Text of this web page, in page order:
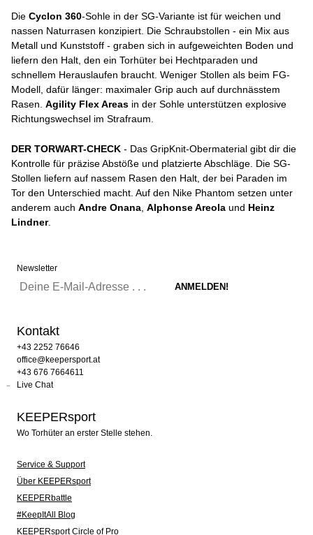
Die Cyclon 360-Sohle in der SG-Variante ist für weichen und
nassen Naturrasen konzipiert. Die Schraubstollen - ein Mix aus
Metall und Kunststoff - graben sich in aufgeweichten Boden und
liefern den Halt, den ein Torhüter bei Hechtparaden und
schnellem Herauslaufen braucht. Weniger Stollen als beim FG-
Modell, dafür länger: maximaler Grip auch auf durchnässtem
Rasen. Agility Flex Areas in der Sohle unterstützen explosive
Richtungswechsel im Strafraum.
DER TORWART-CHECK - Das GripKnit-Obermaterial gibt dir die
Kontrolle für präzise Abstöße und platzierte Abschläge. Die SG-
Stollen liefern auf nassem Rasen den Halt, der bei Paraden im
Tor den Unterschied macht. Auf den Nike Phantom setzen unter
anderem auch Andre Onana Alphonse Areola und Heinz
Lindner.
Newsletter
Kontakt
+43 2252 76646
office@keepersport.at
+43 676 7664611
Live Chat
KEEPERsport
Wo Torhüter an erster Stelle stehen.
Service & Support
Über KEEPERsport
KEEPERbattle
#KeepItAll Blog
KEEPERsport Circle of Pro